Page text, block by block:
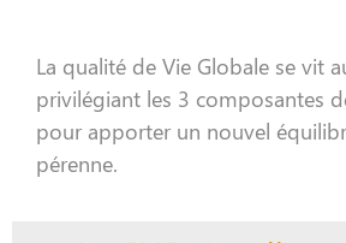
La qualité de Vie Globale se vit
privilégiant les 3 composantes
pour apporter un nouvel
pérenne.